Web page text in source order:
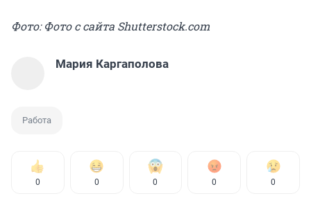
Фото: Фото с сайта Shutterstock.com
Мария Каргаполова
Работа
0 0 0 0 0